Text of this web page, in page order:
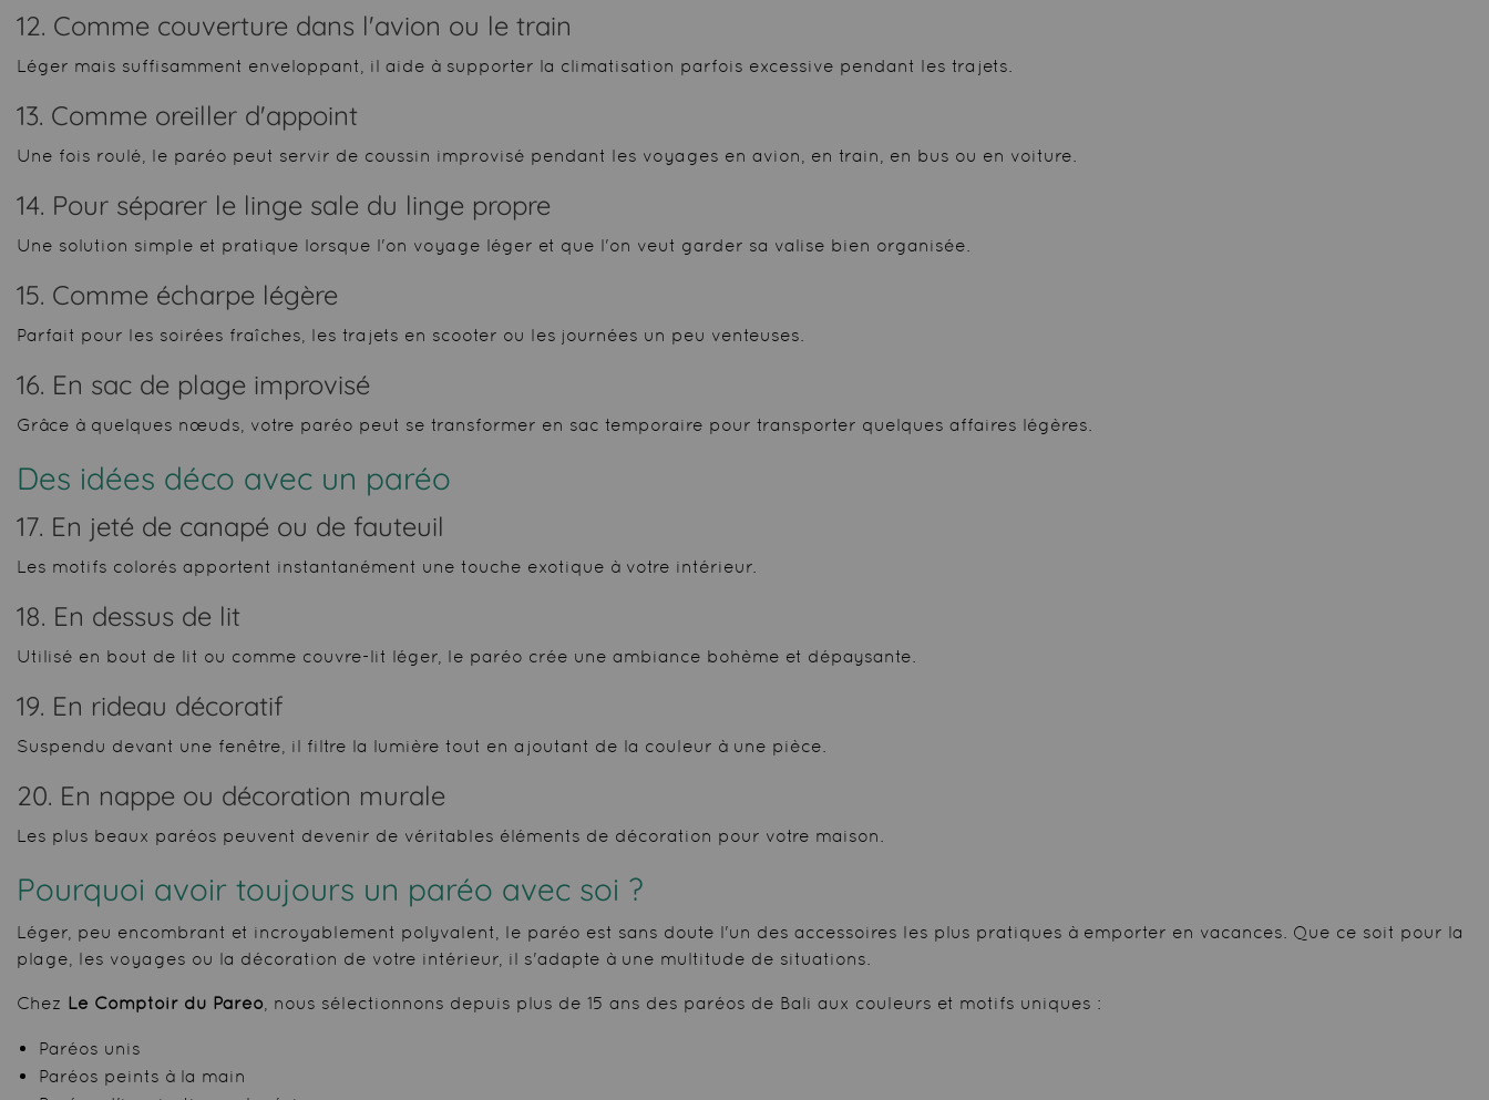
12. Comme couverture dans l'avion ou le train
Léger mais suffisamment enveloppant, il aide à supporter la climatisation parfois excessive pendant les trajets.
13. Comme oreiller d'appoint
Une fois roulé, le paréo peut servir de coussin improvisé pendant les voyages en avion, en train, en bus ou en voiture.
14. Pour séparer le linge sale du linge propre
Une solution simple et pratique lorsque l'on voyage léger et que l'on veut garder sa valise bien organisée.
15. Comme écharpe légère
Parfait pour les soirées fraîches, les trajets en scooter ou les journées un peu venteuses.
16. En sac de plage improvisé
Grâce à quelques nœuds, votre paréo peut se transformer en sac temporaire pour transporter quelques affaires légères.
Des idées déco avec un paréo
17. En jeté de canapé ou de fauteuil
Les motifs colorés apportent instantanément une touche exotique à votre intérieur.
18. En dessus de lit
Utilisé en bout de lit ou comme couvre-lit léger, le paréo crée une ambiance bohème et dépaysante.
19. En rideau décoratif
Suspendu devant une fenêtre, il filtre la lumière tout en ajoutant de la couleur à une pièce.
20. En nappe ou décoration murale
Les plus beaux paréos peuvent devenir de véritables éléments de décoration pour votre maison.
Pourquoi avoir toujours un paréo avec soi ?
Léger, peu encombrant et incroyablement polyvalent, le paréo est sans doute l'un des accessoires les plus pratiques à emporter en vacances. Que ce soit pour la
plage, les voyages ou la décoration de votre intérieur, il s'adapte à une multitude de situations.
Chez Le Comptoir du Paréo, nous sélectionnons depuis plus de 15 ans des paréos de Bali aux couleurs et motifs uniques :
Paréos unis
Paréos peints à la main